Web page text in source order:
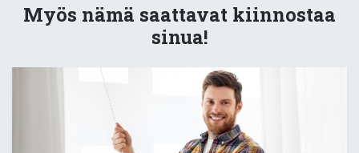
Myös nämä saattavat kiinnostaa
sinua!